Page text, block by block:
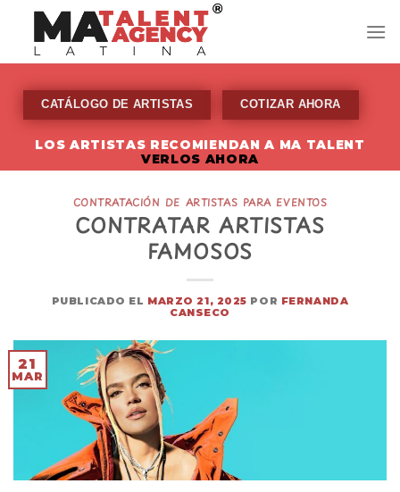
content
CATÁLOGO DE ARTISTAS COTIZAR AHORA
LOS ARTISTAS RECOMIENDAN A MA TALENT
VERLOS AHORA
CONTRATACIÓN DE ARTISTAS PARA EVENTOS
CONTRATAR ARTISTAS
FAMOSOS
PUBLICADO EL MARZO 21, 2025 POR FERNANDA
CANSECO
21
MAR